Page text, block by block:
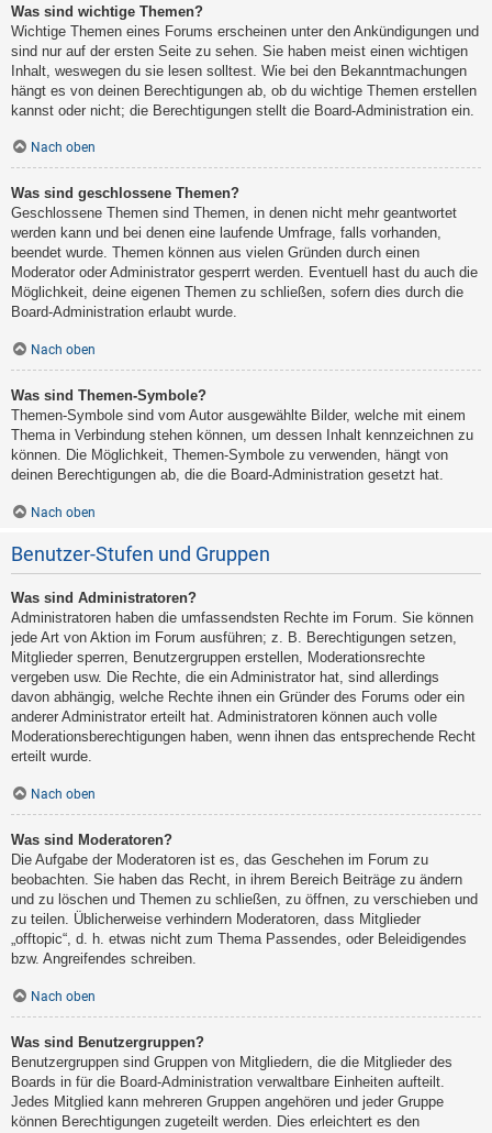
Was sind wichtige Themen?
Wichtige Themen eines Forums erscheinen unter den Ankündigungen und
sind nur auf der ersten Seite zu sehen. Sie haben meist einen wichtigen
Inhalt, weswegen du sie lesen solltest. Wie bei den Bekanntmachungen
hängt es von deinen Berechtigungen ab, ob du wichtige Themen erstellen
kannst oder nicht; die Berechtigungen stellt die Board-Administration ein.
Nach oben
Was sind geschlossene Themen?
Geschlossene Themen sind Themen, in denen nicht mehr geantwortet
werden kann und bei denen eine laufende Umfrage, falls vorhanden,
beendet wurde. Themen können aus vielen Gründen durch einen
Moderator oder Administrator gesperrt werden. Eventuell hast du auch die
Möglichkeit, deine eigenen Themen zu schließen, sofern dies durch die
Board-Administration erlaubt wurde.
Nach oben
Was sind Themen-Symbole?
Themen-Symbole sind vom Autor ausgewählte Bilder, welche mit einem
Thema in Verbindung stehen können, um dessen Inhalt kennzeichnen zu
können. Die Möglichkeit, Themen-Symbole zu verwenden, hängt von
deinen Berechtigungen ab, die die Board-Administration gesetzt hat.
Nach oben
Benutzer-Stufen und Gruppen
Was sind Administratoren?
Administratoren haben die umfassendsten Rechte im Forum. Sie können
jede Art von Aktion im Forum ausführen; z. B. Berechtigungen setzen,
Mitglieder sperren, Benutzergruppen erstellen, Moderationsrechte
vergeben usw. Die Rechte, die ein Administrator hat, sind allerdings
davon abhängig, welche Rechte ihnen ein Gründer des Forums oder ein
anderer Administrator erteilt hat. Administratoren können auch volle
Moderationsberechtigungen haben, wenn ihnen das entsprechende Recht
erteilt wurde.
Nach oben
Was sind Moderatoren?
Die Aufgabe der Moderatoren ist es, das Geschehen im Forum zu
beobachten. Sie haben das Recht, in ihrem Bereich Beiträge zu ändern
und zu löschen und Themen zu schließen, zu öffnen, zu verschieben und
zu teilen. Üblicherweise verhindern Moderatoren, dass Mitglieder
„offtopic“, d. h. etwas nicht zum Thema Passendes, oder Beleidigendes
bzw. Angreifendes schreiben.
Nach oben
Was sind Benutzergruppen?
Benutzergruppen sind Gruppen von Mitgliedern, die die Mitglieder des
Boards in für die Board-Administration verwaltbare Einheiten aufteilt.
Jedes Mitglied kann mehreren Gruppen angehören und jeder Gruppe
können Berechtigungen zugeteilt werden. Dies erleichtert es den